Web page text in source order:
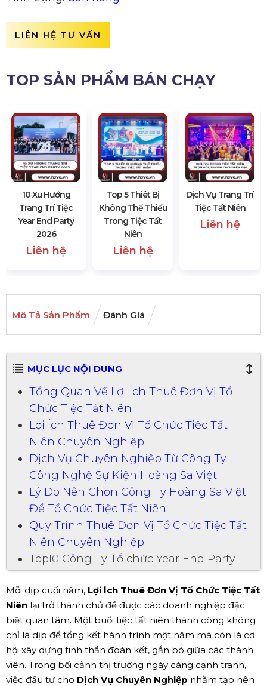
LIÊN HỆ TƯ VẤN
TOP SẢN PHẨM BÁN CHẠY
10 Xu Hướng
Trang Trí Tiệc
Year End Party
2026
Liên hệ
Top 5 Thiêt Bị
Không Thể Thiếu
Trong Tiệc Tất
Niên
Liên hệ
Dịch Vụ Trang Trí
Tiệc Tất Niên
Liên hệ
Mô Tả Sản Phẩm Đánh Giá
MỤC LỤC NỘI DUNG
Tổng Quan Về Lợi Ích Thuê Đơn Vị Tổ
Chức Tiệc Tất Niên
Lợi Ích Thuê Đơn Vị Tổ Chức Tiệc Tất
Niên Chuyên Nghiệp
Dịch Vụ Chuyên Nghiệp Từ Công Ty
Công Nghệ Sự Kiện Hoàng Sa Việt
Lý Do Nên Chọn Công Ty Hoàng Sa Việt
Để Tổ Chức Tiệc Tất Niên
Quy Trình Thuê Đơn Vị Tổ Chức Tiệc Tất
Niên Chuyên Nghiệp
Top10 Công Ty Tổ chức Year End Party
Mỗi dịp cuối năm, Lợi Ích Thuê Đơn Vị Tổ Chức Tiệc Tất
Niên lại trở thành chủ đề được các doanh nghiệp đặc
biệt quan tâm. Một buổi tiệc tất niên thành công không
chỉ là dịp để tổng kết hành trình một năm mà còn là cơ
hội xây dựng tinh thần đoàn kết, gắn bó giữa các thành
viên. Trong bối cảnh thị trường ngày càng cạnh tranh,
việc đầu tư cho Dịch Vụ Chuyên Nghiệp nhằm tạo nên